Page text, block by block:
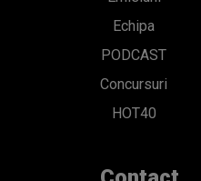
Echipa
PODCAST
Concursuri
HOT40